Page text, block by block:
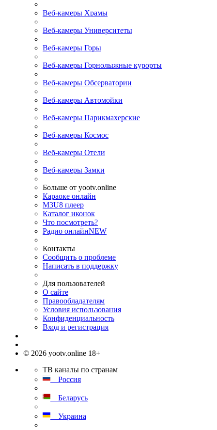
Веб-камеры Храмы
Веб-камеры Университеты
Веб-камеры Горы
Веб-камеры Горнолыжные курорты
Веб-камеры Обсерватории
Веб-камеры Автомойки
Веб-камеры Парикмахерские
Веб-камеры Космос
Веб-камеры Отели
Веб-камеры Замки
Больше от yootv.online
Караоке онлайн
M3U8 плеер
Каталог иконок
Что посмотреть?
Радио онлайнNEW
Контакты
Сообщить о проблеме
Написать в поддержку
Для пользователей
О сайте
Правообладателям
Условия использования
Конфиденциальность
Вход и регистрация
© 2026 yootv.online 18+
ТВ каналы по странам
Россия
Беларусь
Украина